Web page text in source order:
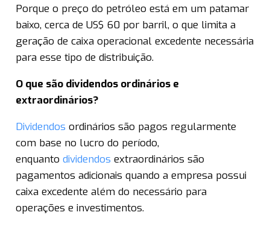
Porque o preço do petróleo está em um patamar
baixo, cerca de US$ 60 por barril, o que limita a
geração de caixa operacional excedente necessária
para esse tipo de distribuição.
O que são dividendos ordinários e
extraordinários?
Dividendos ordinários são pagos regularmente
com base no lucro do período,
enquanto dividendos extraordinários são
pagamentos adicionais quando a empresa possui
caixa excedente além do necessário para
operações e investimentos.